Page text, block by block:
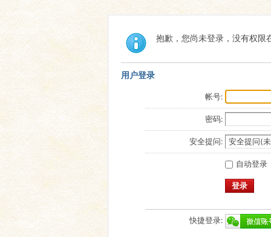
抱歉，您尚未登录，没有权限
用户登录
帐号:
密码:
安全提问:
自动登录
登录
快捷登录: